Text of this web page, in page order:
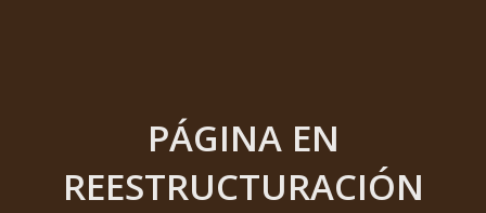
PÁGINA EN
REESTRUCTURACIÓN